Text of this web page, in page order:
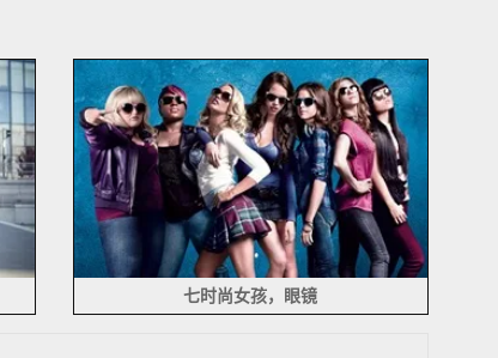
七时尚女孩，眼镜